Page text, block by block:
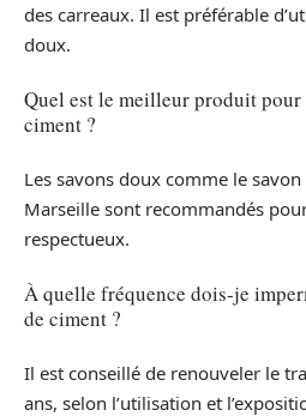
des carreaux. Il est préférable
doux.
Quel est le meilleur produit pour
ciment ?
Les savons doux comme le
Marseille sont recommandés
respectueux.
À quelle fréquence dois-je
de ciment ?
Il est conseillé de renouveler le
ans, selon l’utilisation et